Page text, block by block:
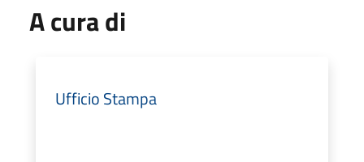
A cura di
Ufficio Stampa